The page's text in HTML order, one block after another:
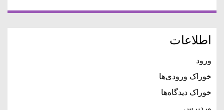
اطلاعات
ورود
خوراک ورودی‌ها
خوراک دیدگاه‌ها